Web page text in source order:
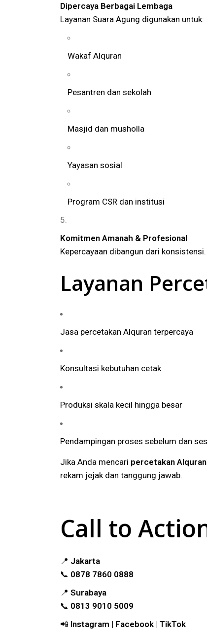
Dipercaya Berbagai Lembaga
Layanan Suara Agung digunakan untuk:
Wakaf Alquran
Pesantren dan sekolah
Masjid dan musholla
Yayasan sosial
Program CSR dan institusi
Komitmen Amanah & Profesional
Kepercayaan dibangun dari
Layanan
Jasa percetakan Alquran terpercaya
Konsultasi kebutuhan cetak
Produksi skala kecil hingga besar
Pendampingan proses sebelum dan
Jika Anda mencari percetakan
rekam jejak dan tanggung jawab.
Call to
📍 Jakarta
📞 0878 7860 0888
📍 Surabaya
📞 0813 9010 5009
📲 Instagram | Facebook | TikTok